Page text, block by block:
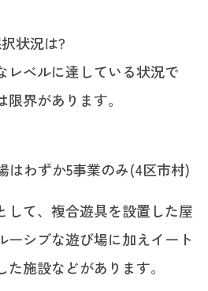
状況は?
レベルに達している状況で
界があります。
はわずか5事業のみ(4区市村)
して、複合遊具を設置した屋
ーシブな遊び場に加えイート
施設などがあります。